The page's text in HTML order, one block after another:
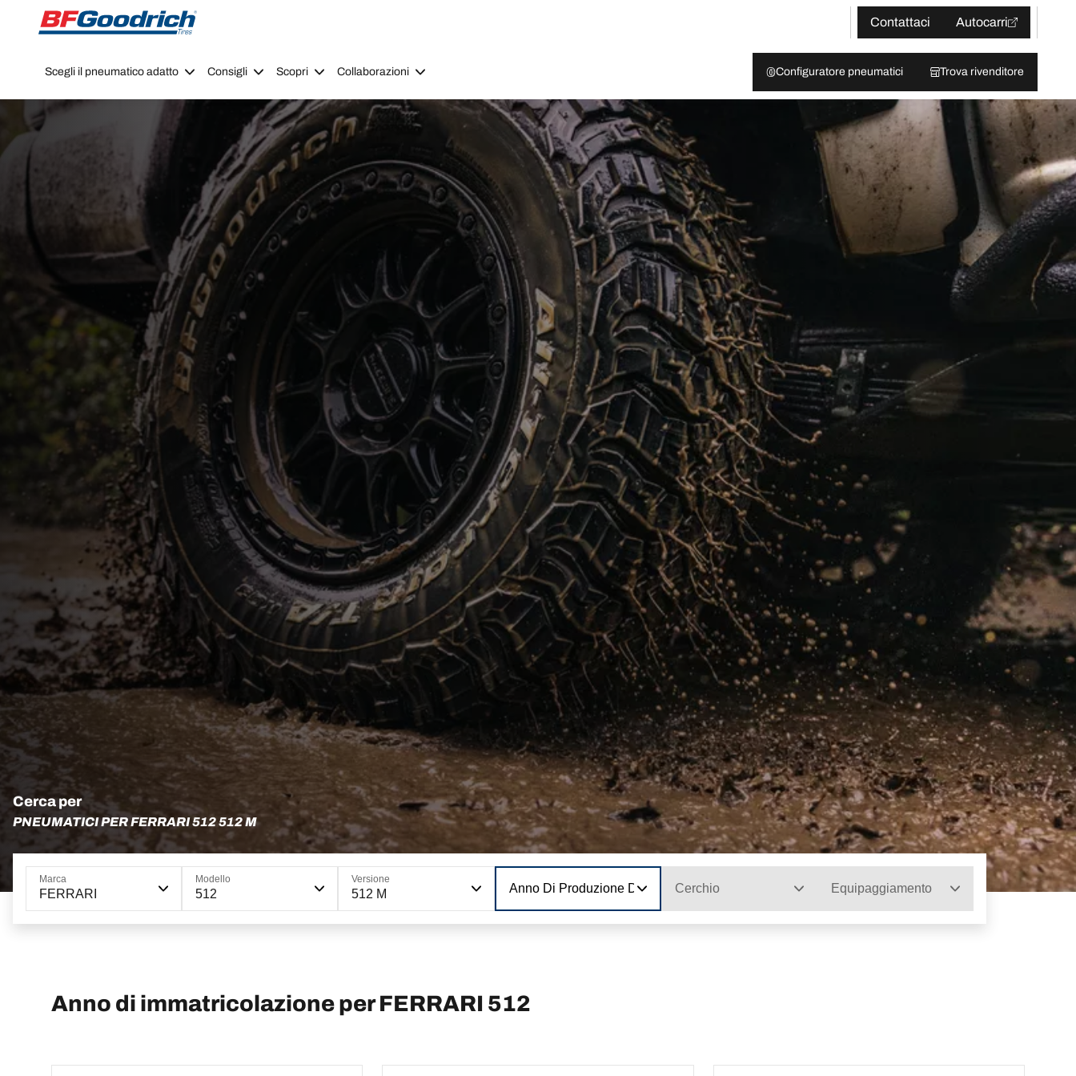
Go to page content
Go to page navigation
Contattaci
Autocarri
Scegli il pneumatico adatto Consigli Scopri Collaborazioni Configuratore pneumatici Trova rivenditore
Cerca per
PNEUMATICI PER FERRARI 512 512 M
Marca
FERRARI
Modello
512
Versione
512 M Anno Di Produzione Del ModelloCerchio Equipaggiamento
Anno di immatricolazione per FERRARI 512